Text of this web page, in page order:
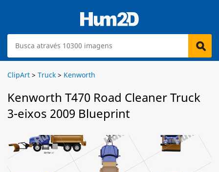
ClipArt > Truck > Kenworth
Kenworth T470 Road Cleaner Truck
3-eixos 2009 Blueprint